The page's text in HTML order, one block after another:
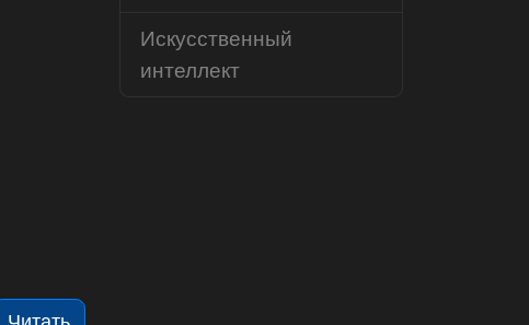
Искусственный
интеллект